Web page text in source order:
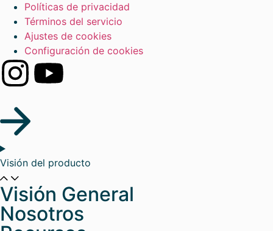
Políticas de privacidad
Términos del servicio
Ajustes de cookies
Configuración de cookies
Visión del producto
Visión General
Nosotros